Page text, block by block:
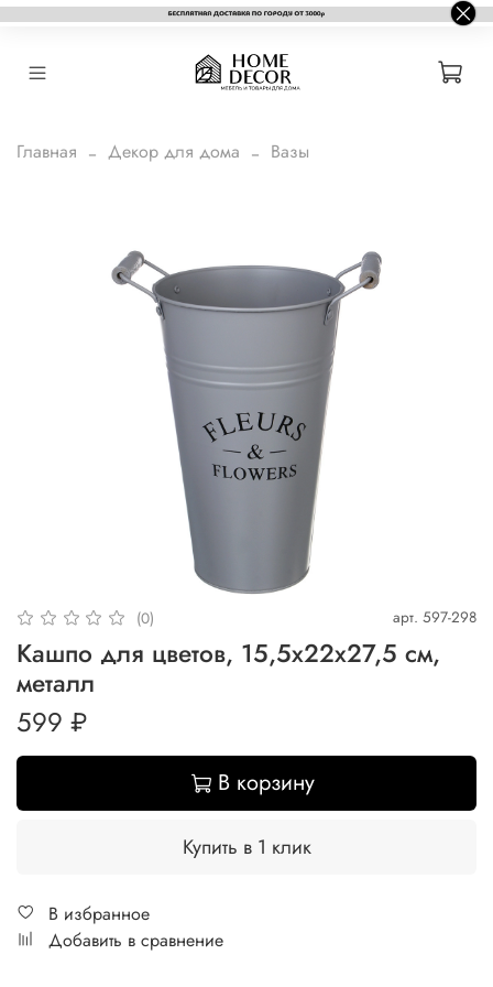
Главная Декор для дома Вазы
(0) арт. 597-298
Кашпо для цветов, 15,5х22х27,5 см,
металл
599 ₽
В корзину
Купить в 1 клик
В избранное
Добавить в сравнение